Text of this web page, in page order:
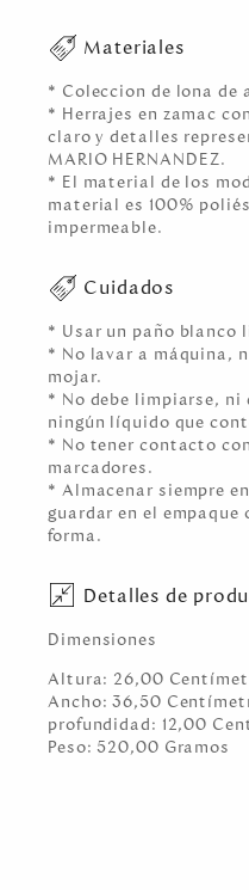
Materiales
* Coleccion de lona de
* Herrajes en zamac
claro y detalles
MARIO HERNANDEZ.
* El material de los
material es 100%
impermeable.
Cuidados
* Usar un paño blanco
* No lavar a máquina,
mojar.
* No debe limpiarse, ni
ningún líquido que
* No tener contacto
marcadores.
* Almacenar siempre
guardar en el
forma.
Detalles de
Dimensiones
Altura: 26,00
Ancho:36,50
profundidad: 12,00
Peso:520,00 Gramos